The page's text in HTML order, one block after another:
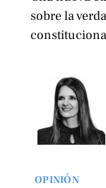
sobre la
OPINIÓN